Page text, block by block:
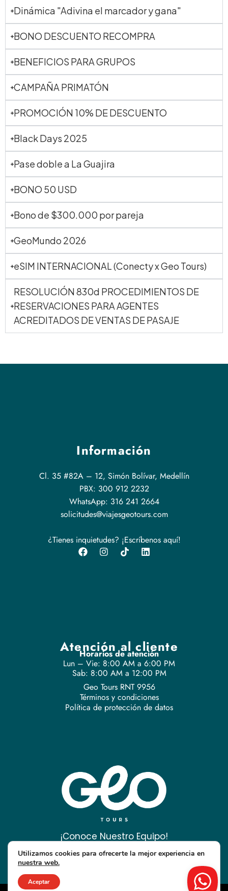
Dinámica "Adivina el marcador y gana"
BONO DESCUENTO RECOMPRA
BENEFICIOS PARA GRUPOS
CAMPAÑA PRIMATÓN
PROMOCIÓN 10% DE DESCUENTO
Black Days 2025
Pase doble a La Guajira
BONO 50 USD
Bono de $300.000 por pareja
GeoMundo 2026
eSIM INTERNACIONAL (Conecty x Geo Tours)
RESOLUCIÓN 830d PROCEDIMIENTOS DE
RESERVACIONES PARA AGENTES
ACREDITADOS DE VENTAS DE PASAJE
¡Conoce Nuestro Equipo!
Información
Cl. 35 #82A – 12, Simón Bolívar, Medellín
PBX: 300 912 2232
WhatsApp: 316 241 2664
solicitudes@viajesgeotours.com
¿Tienes inquietudes? ¡Escríbenos aquí!
Atención al cliente
Horarios de atención
Lun – Vie: 8:00 AM a 6:00 PM
Sab: 8:00 AM a 12:00 PM
Geo Tours RNT 9956
Términos y condiciones
Política de protección de datos
Utilizamos cookies para ofrecerte la mejor experiencia en
nuestra web.
Aceptar